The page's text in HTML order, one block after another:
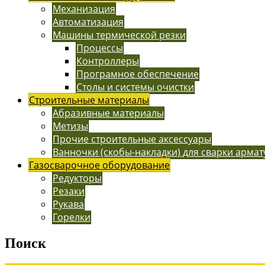
Механизация
Автоматизация
Машины термической резки
Процессы
Контроллеры
Програмное обеспечение
Столы и системы очистки
Строительные материалы
Абразивные материалы
Метизы
Прочие строительные аксессуары
Ванночки (скобы-накладки) для сварки
Газосварочное оборудование
Редукторы
Резаки
Рукава
Горелки
Поиск